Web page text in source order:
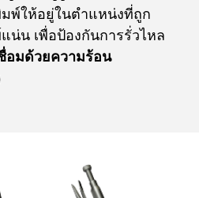
พ์ให้อยู่ในตำแหน่งที่ถูก
น่น เพื่อป้องกันการรั่วไหล
อมด้วยความร้อน